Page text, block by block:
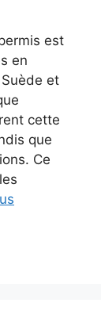
est
en
et
cette
que
Ce